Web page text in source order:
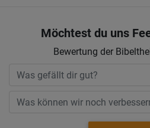
Möchtest du uns
Bewertung der